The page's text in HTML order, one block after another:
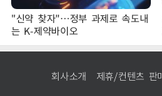
"신약 찾자"…정부 과제로 속도내
는 K-제약바이오
회사소개 제휴/컨텐츠 판